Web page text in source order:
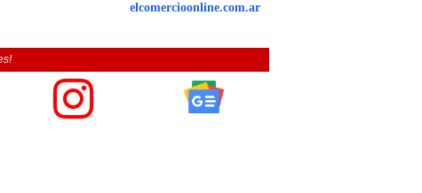
elcomercioonline.com.ar